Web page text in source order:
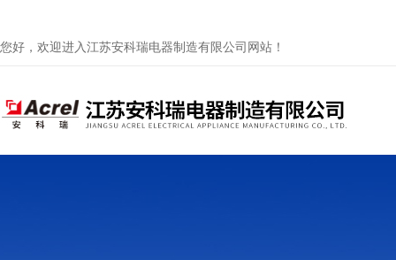
您好，欢迎进入江苏安科瑞电器制造有限公司网站！